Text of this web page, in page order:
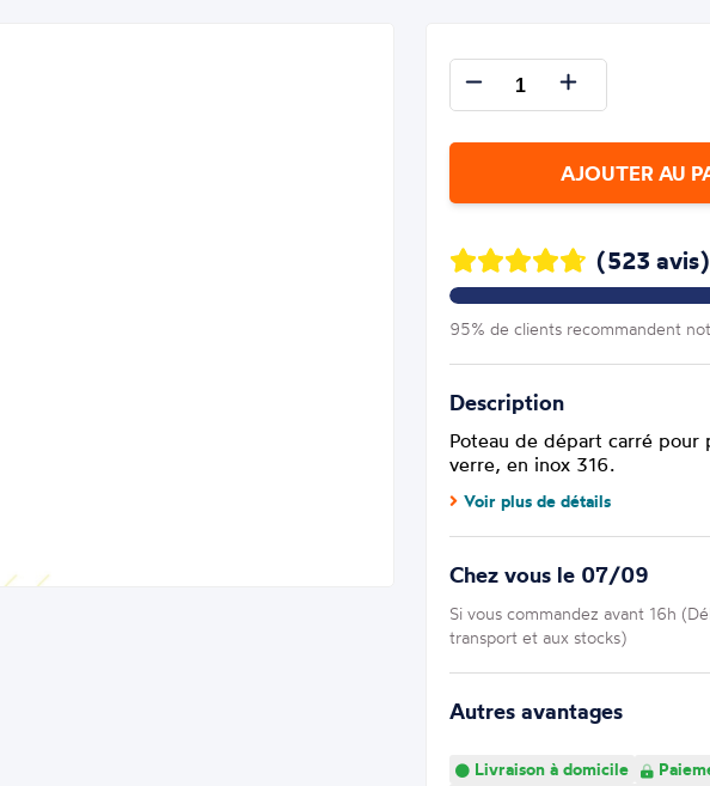
AJOUTER AU
(523 avis)
95% de clients recommandent
Description
Poteau de départ carré pour
verre, en inox 316.
Voir plus de détails
Chez vous le 07/09
Si vous commandez avant 16h
transport et aux stocks)
Autres avantages
Livraison à domicile